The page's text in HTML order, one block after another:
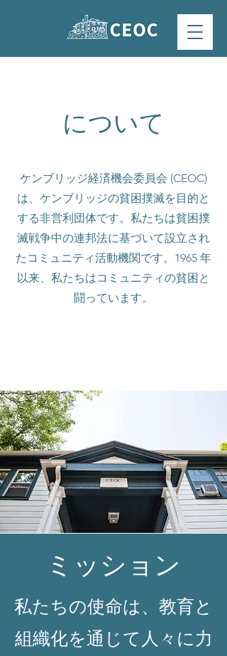
について
ケンブリッジ経済機会委員会 (CEOC)
は、ケンブリッジの貧困撲滅を目的と
する非営利団体です。私たちは貧困撲
滅戦争中の連邦法に基づいて設立され
たコミュニティ活動機関です。1965 年
以来、私たちはコミュニティの貧困と
闘っています。
ミッション
私たちの使命は、教育と
組織化を通じて人々に力